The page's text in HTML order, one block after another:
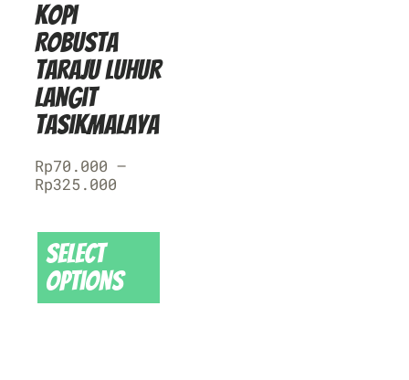
Kopi
Robusta
Taraju Luhur
Langit
Tasikmalaya
Rp70.000 –
Rp325.000
Select
options